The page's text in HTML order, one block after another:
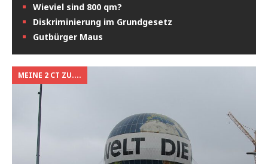
Wieviel sind 800 qm?
Diskriminierung im Grundgesetz
Gutbürger Maus
MEINE 2 CT ZU....